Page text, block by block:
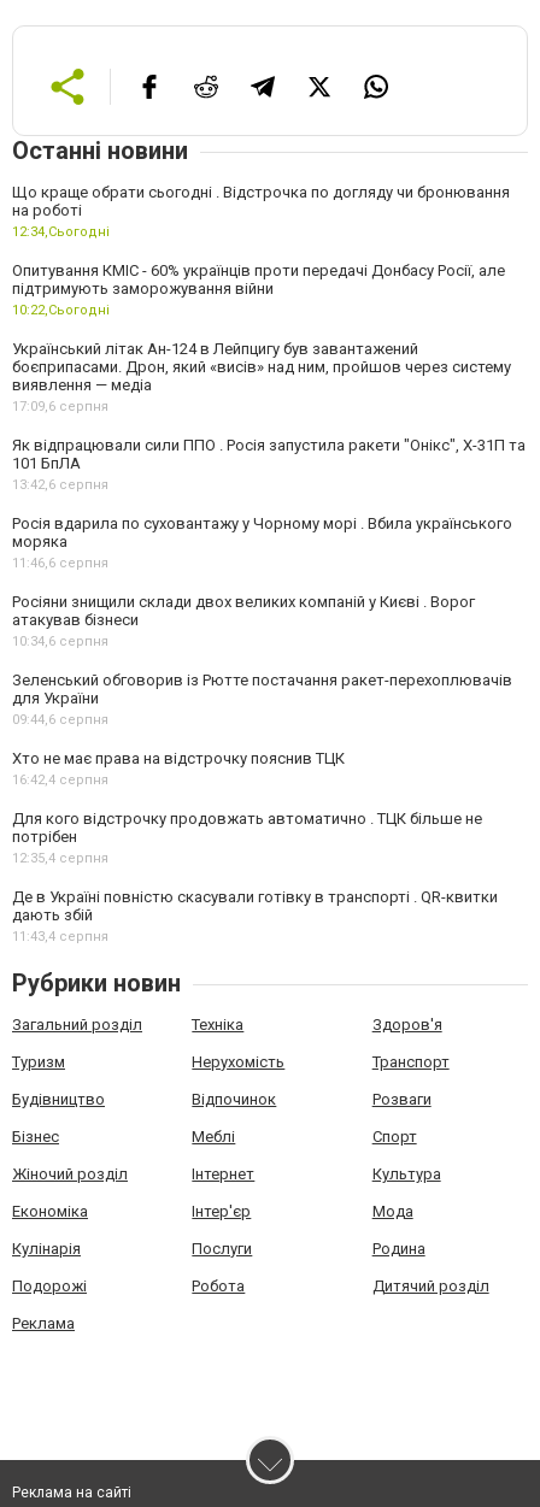
Останні новини
Що краще обрати сьогодні . Відстрочка по догляду чи бронювання
на роботі
12:34,Сьогодні
Опитування КМІС - 60% українців проти передачі Донбасу Росії, але
підтримують заморожування війни
10:22,Сьогодні
Український літак Ан-124 в Лейпцигу був завантажений
боєприпасами. Дрон, який «висів» над ним, пройшов через систему
виявлення — медіа
17:09,6 серпня
Як відпрацювали сили ППО . Росія запустила ракети "Онікс", Х-31П та
101 БпЛА
13:42,6 серпня
Росія вдарила по суховантажу у Чорному морі . Вбила українського
моряка
11:46,6 серпня
Росіяни знищили склади двох великих компаній у Києві . Ворог
атакував бізнеси
10:34,6 серпня
Зеленський обговорив із Рютте постачання ракет-перехоплювачів
для України
09:44,6 серпня
Хто не має права на відстрочку пояснив ТЦК
16:42,4 серпня
Для кого відстрочку продовжать автоматично . ТЦК більше не
потрібен
12:35,4 серпня
Де в Україні повністю скасували готівку в транспорті . QR-квитки
дають збій
11:43,4 серпня
Рубрики новин
Загальний розділ Техніка Здоров'я
Туризм Нерухомість Транспорт
Будівництво Відпочинок Розваги
Бізнес Меблі Спорт
Жіночий розділ Інтернет Культура
Економіка Інтер'єр Мода
Кулінарія Послуги Родина
Подорожі Робота Дитячий розділ
Реклама
Реклама на сайті